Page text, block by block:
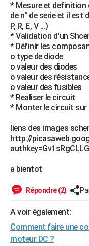
* Mesure et definition
de n° de serie et il est
P, R, E, V ...)
* Validation d'un
* Définir les
o type de diode
o valeur des diodes
o valeur des
o valeur des fusibles
* Realiser le circuit
* Monter le circuit sur
liens des images
http://
a bientot
Répondre (2)
A voir également:
Comment faire une
moteur DC ?